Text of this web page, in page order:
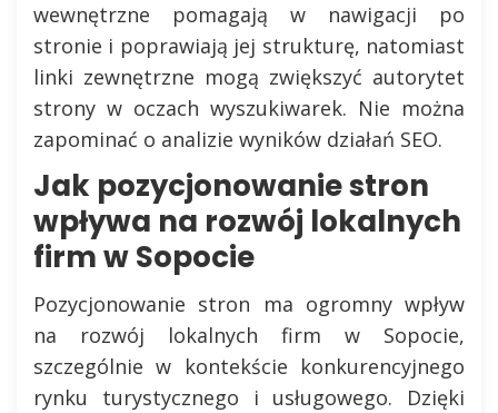
wewnętrzne pomagają w nawigacji po
stronie i poprawiają jej strukturę, natomiast
linki zewnętrzne mogą zwiększyć autorytet
strony w oczach wyszukiwarek. Nie można
zapominać o analizie wyników działań SEO.
Jak pozycjonowanie stron
wpływa na rozwój lokalnych
firm w Sopocie
Pozycjonowanie stron ma ogromny wpływ
na rozwój lokalnych firm w Sopocie,
szczególnie w kontekście konkurencyjnego
rynku turystycznego i usługowego. Dzięki